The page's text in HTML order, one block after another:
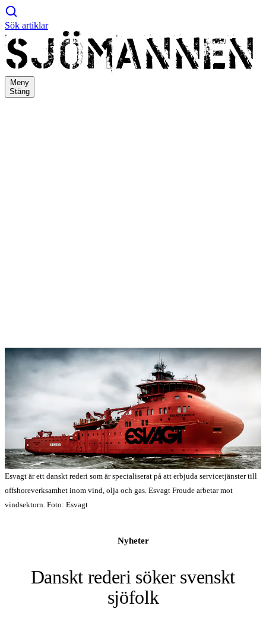
Sök artiklar
Meny
Stäng
Esvagt är ett danskt rederi som är specialiserat på att erbjuda servicetjänster till
offshoreverksamhet inom vind, olja och gas. Esvagt Froude arbetar mot
vindsektorn. Foto: Esvagt
Nyheter
Danskt rederi söker svenskt
sjöfolk